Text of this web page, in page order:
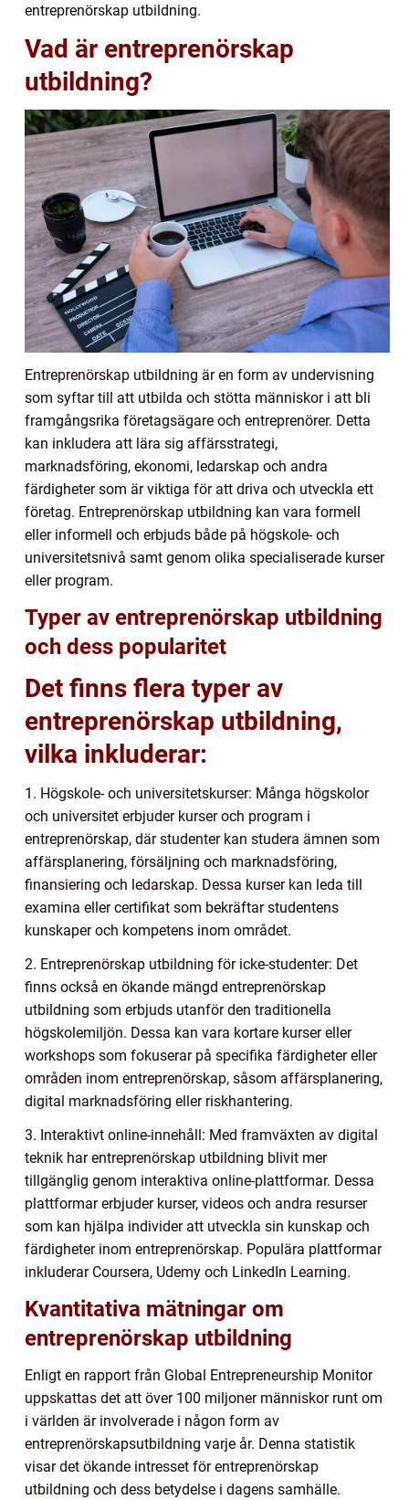
entreprenörskap utbildning.
Vad är entreprenörskap
utbildning?
Entreprenörskap utbildning är en form av undervisning
som syftar till att utbilda och stötta människor i att bli
framgångsrika företagsägare och entreprenörer. Detta
kan inkludera att lära sig affärsstrategi,
marknadsföring, ekonomi, ledarskap och andra
färdigheter som är viktiga för att driva och utveckla ett
företag. Entreprenörskap utbildning kan vara formell
eller informell och erbjuds både på högskole- och
universitetsnivå samt genom olika specialiserade kurser
eller program.
Typer av entreprenörskap utbildning
och dess popularitet
Det finns flera typer av
entreprenörskap utbildning,
vilka inkluderar:
1. Högskole- och universitetskurser: Många högskolor
och universitet erbjuder kurser och program i
entreprenörskap, där studenter kan studera ämnen som
affärsplanering, försäljning och marknadsföring,
finansiering och ledarskap. Dessa kurser kan leda till
examina eller certifikat som bekräftar studentens
kunskaper och kompetens inom området.
2. Entreprenörskap utbildning för icke-studenter: Det
finns också en ökande mängd entreprenörskap
utbildning som erbjuds utanför den traditionella
högskolemiljön. Dessa kan vara kortare kurser eller
workshops som fokuserar på specifika färdigheter eller
områden inom entreprenörskap, såsom affärsplanering,
digital marknadsföring eller riskhantering.
3. Interaktivt online-innehåll: Med framväxten av digital
teknik har entreprenörskap utbildning blivit mer
tillgänglig genom interaktiva online-plattformar. Dessa
plattformar erbjuder kurser, videos och andra resurser
som kan hjälpa individer att utveckla sin kunskap och
färdigheter inom entreprenörskap. Populära plattformar
inkluderar Coursera, Udemy och LinkedIn Learning.
Kvantitativa mätningar om
entreprenörskap utbildning
Enligt en rapport från Global Entrepreneurship Monitor
uppskattas det att över 100 miljoner människor runt om
i världen är involverade i någon form av
entreprenörskapsutbildning varje år. Denna statistik
visar det ökande intresset för entreprenörskap
utbildning och dess betydelse i dagens samhälle.